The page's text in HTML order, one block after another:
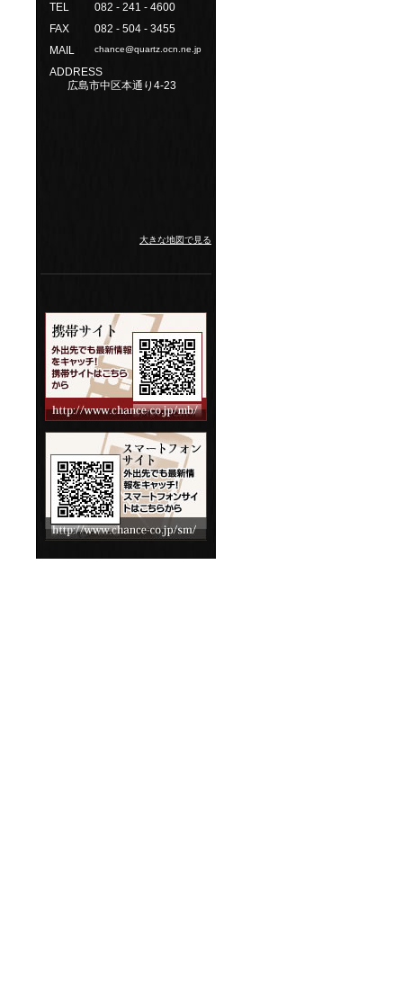
TEL
082 - 241 - 4600
FAX
082 - 504 - 3455
MAIL
chance@quartz.ocn.ne.jp
ADDRESS
広島市中区本通り4-23
大きな地図で見る